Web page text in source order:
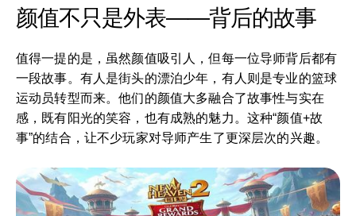
颜值不只是外表——背后的故事
值得一提的是，虽然颜值吸引人，但每一位导师背后都有
一段故事。有人是街头的漂泊少年，有人则是专业的篮球
运动员转型而来。他们的颜值大多融合了故事性与实在
感，既有阳光的笑容，也有成熟的魅力。这种“颜值+故
事”的结合，让不少玩家对导师产生了更深层次的兴趣。